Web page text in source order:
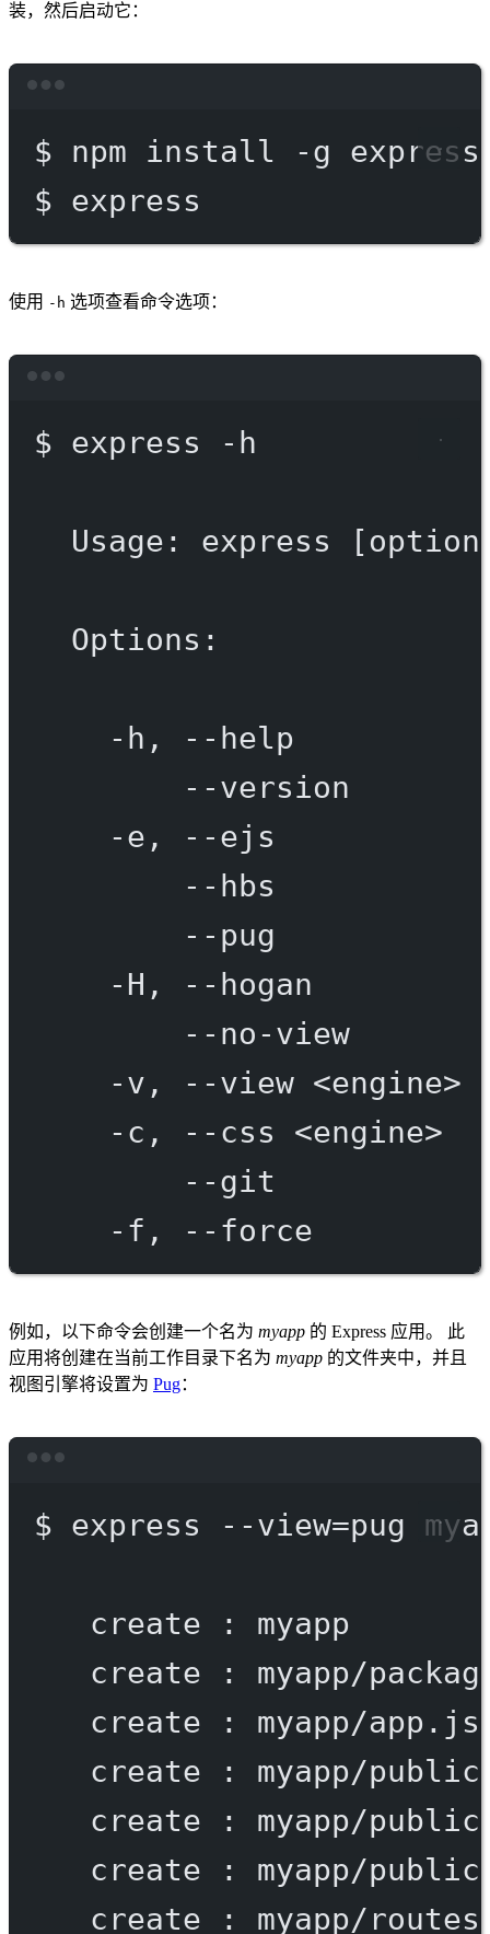
装，然后启动它：
$ npm install -g
$ express
使用 -h 选项查看命令选项：
$ express -h
Usage: express
Options:
-h, --help
--version
-e,
--ejs
--hbs
--pug
-H,
--hogan
--no-view
-v,
--view <engine>
-c,
--css <engine>
--git
-f,
--force
例如，以下命令会创建一个名为 myapp 的 Express 应用。 此
应用将创建在当前工作目录下名为 myapp 的文件夹中，并且
视图引擎将设置为 Pug：
$ express --view=pug
create :
myapp
create
:
myapp/
create
:
myapp/app.js
create
:
myapp/public
create
:
myapp/
create
:
myapp/
create
: myapp/routes